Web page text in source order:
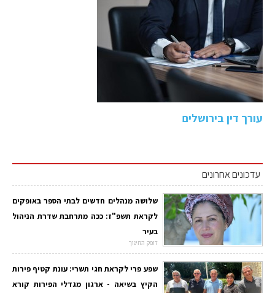
עורך דין בירושלים
עדכונים אחרונים
שלושה מנהלים חדשים לבתי הספר באופקים
לקראת תשפ"ז: ככה מתרחבת שדרת הניהול
בעיר
דופק החינוך
שפע פרי לקראת חגי תשרי: עונת קטיף פירות
הקיץ בשיאה - ארגון מגדלי הפירות קורא